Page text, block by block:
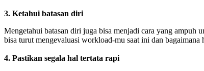
3. Ketahui batasan diri
Mengetahui batasan diri juga bisa menjadi cara yang ampuh
bisa turut mengevaluasi workload-mu saat ini dan bagaimana
4. Pastikan segala hal tertata rapi